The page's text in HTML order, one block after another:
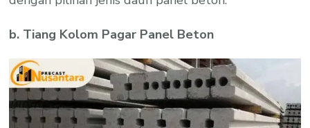
b. Tiang Kolom Pagar Panel Beton